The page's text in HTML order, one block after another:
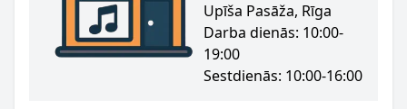
Upīša Pasāža, Rīga
Darba dienās: 10:00-
19:00
Sestdienās: 10:00-16:00